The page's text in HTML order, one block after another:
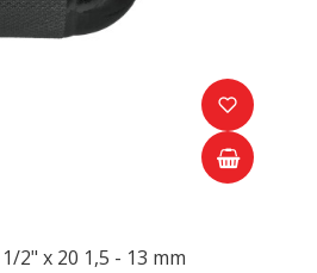
2" x 20 1,5 - 13 mm